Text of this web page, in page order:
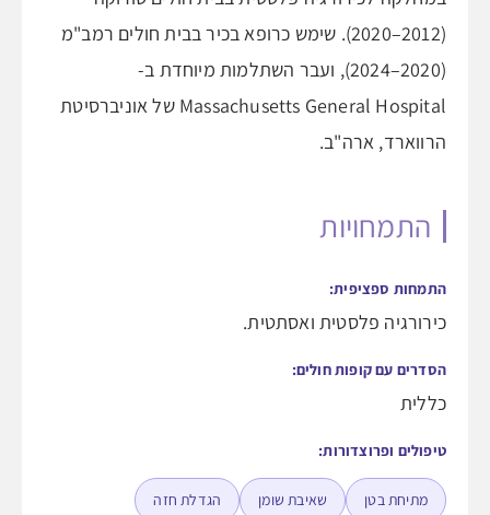
(2012–2020). שימש כרופא בכיר בבית חולים רמב"מ
(2020–2024), ועבר השתלמות מיוחדת ב-
Massachusetts General Hospital של אוניברסיטת
הרווארד, ארה"ב.
התמחויות
התמחות ספציפית:
כירורגיה פלסטית ואסתטית.
הסדרים עם קופות חולים:
כללית
טיפולים ופרוצדורות:
מתיחת בטן שאיבת שומן הגדלת חזה